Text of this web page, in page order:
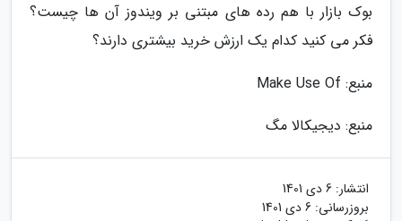
بوک بازار با هم رده های مبتنی بر ویندوز آن ها چیست؟
فکر می کنید کدام یک ارزش خرید بیشتری دارند؟
منبع: Make Use Of
منبع: دیجیکالا مگ
انتشار: 6 دی 1401
بروزرسانی: 6 دی 1401